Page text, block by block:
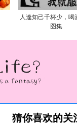
人逢知己千杯少，喝
图集
猜你喜欢的关